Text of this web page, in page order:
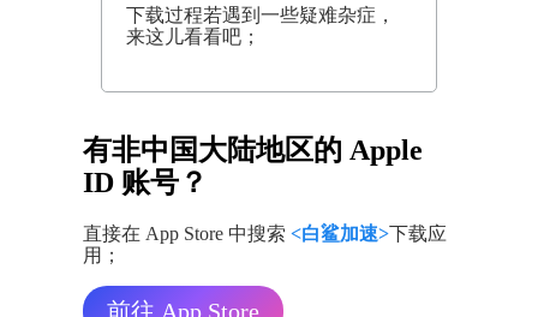
下载过程若遇到一些疑难杂症，
来这儿看看吧；
有非中国大陆地区的 Apple
ID 账号？
直接在 App Store 中搜索<白鲨加速>下载应
用；
前往 App Store